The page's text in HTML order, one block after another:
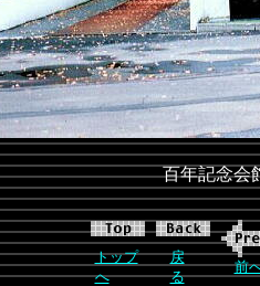
百年記念会
トップ
へ
戻
る
前